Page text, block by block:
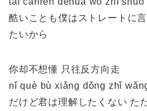
酷いことも僕はストレートに
たいから
你却不想懂 只往反方向走
nǐ què bù xiǎng dǒng zhǐ
だけど君は理解したくない た